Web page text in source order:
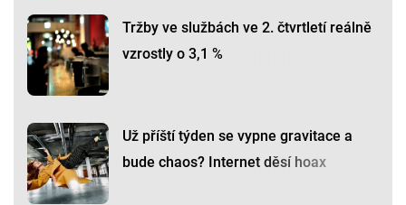
Tržby ve službách ve 2. čtvrtletí reálně
vzrostly o 3,1 %
Už příští týden se vypne gravitace a
bude chaos? Internet děsí hoax